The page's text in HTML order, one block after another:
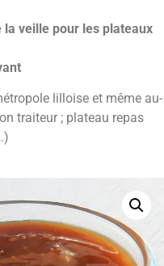
veille pour les plateaux
lilloise et même au-
traiteur ; plateau repas